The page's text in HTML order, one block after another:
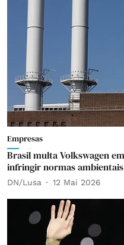
Empresas
Brasil multa Volkswagen
infringir normas ambientais
DN/Lusa 12 Mai 2026